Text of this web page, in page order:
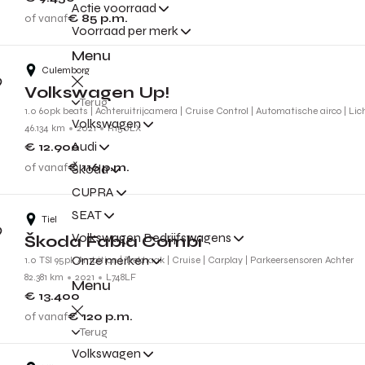
Actie voorraad
Voorraad per merk
Menu
Terug
Volkswagen
Audi
Škoda
CUPRA
SEAT
Volkswagen Bedrijfswagens
Onze merken
Menu
Terug
Volkswagen
of vanaf€ 85 p.m.
Culemborg
Volkswagen Up!
1.0 60pk beats | Achteruitrijcamera | Cruise Control | Automatische airco |
46.134 km
2021 R150LX
€ 12.900
of vanaf€ 116p.m.
Tiel
Škoda Fabia Combi
1.0 TSI 95pk Ambition | Trekhaak | Cruise | Carplay | Parkeersensoren Achter
82.381 km
2021 L748LF
€ 13.400
of vanaf€ 120 p.m.